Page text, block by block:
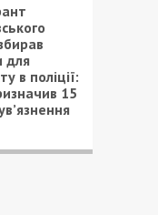
для
в поліції:
15